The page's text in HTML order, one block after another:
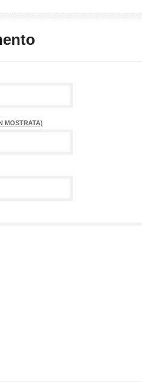
MOSTRATA)